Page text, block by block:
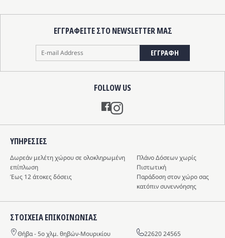
FOLLOW US
Instagram
ΕΓΓΡΑΦΕΙΤΕ ΣΤΟ NEWSLETTER ΜΑΣ
ΕΓΓΡΑΦΗ
ΥΠΗΡΕΣIΕΣ
Δωρεάν μελέτη χώρου σε ολοκληρωμένη
επίπλωση
Πλάνο Δόσεων χωρίς
Πιστωτική
Έως 12 άτοκες δόσεις
Παράδοση στον χώρο σας
κατόπιν συνεννόησης
ΣΤΟΙΧΕΙΑ ΕΠΙΚΟΙΝΩΝΙΑΣ
Θήβα - 5o χλμ. θηβών-Μουρικίου
22620 24565